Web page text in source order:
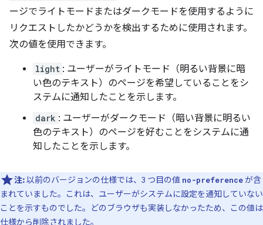
ージでライトモードまたはダークモードを使用するように
リクエストしたかどうかを検出するために使用されます。
次の値を使用できます。
light : ユーザーがライトモード（明るい背景に暗
い色のテキスト）のページを希望していることをシ
ステムに通知したことを示します。
dark : ユーザーがダークモード（暗い背景に明るい
色のテキスト）のページを好むことをシステムに通
知したことを示します。
注:以前のバージョンの仕様では、3 つ目の値 no-preferenceが含
まれていました。これは、ユーザーがシステムに設定を通知していない
ことを示すものでした。どのブラウザも実装しなかったため、この値は
仕様から削除されました。